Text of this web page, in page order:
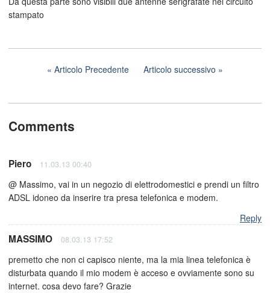
stampato
Articolo Precedente Articolo successivo
Comments
Piero 11.03.13 00:40
@ Massimo, vai in un negozio di elettrodomestici e prendi un filtro
ADSL idoneo da inserire tra presa telefonica e modem.
Reply
MASSIMO 08.03.13 17:52
premetto che non ci capisco niente, ma la mia linea telefonica è
disturbata quando il mio modem è acceso e ovviamente sono su
internet. cosa devo fare? Grazie